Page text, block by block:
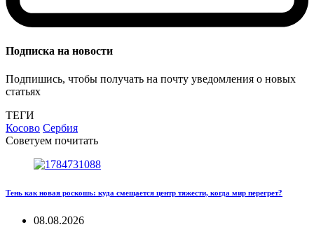
Подписка на новости
Подпишись, чтобы получать на почту уведомления о новых
статьях
ТЕГИ
Косово Сербия
Советуем почитать
Тень как новая роскошь: куда смещается центр тяжести, когда мир перегрет?
08.08.2026